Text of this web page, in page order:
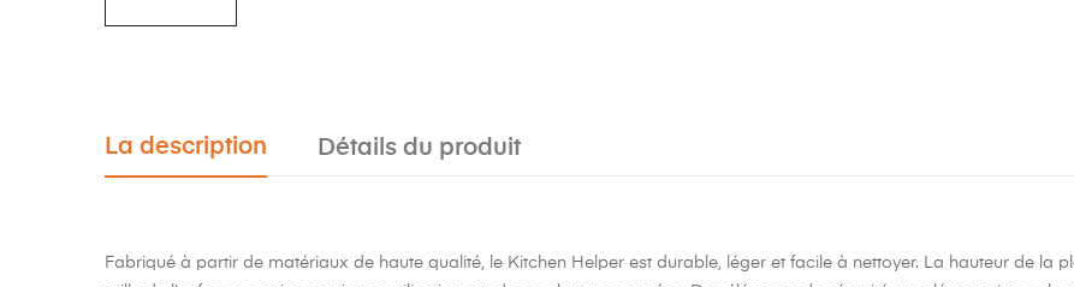
La description Détails du produit
Fabriqué à partir de matériaux de haute qualité, le Kitchen Helper est durable, léger et facile à nettoyer. La hauteur de la